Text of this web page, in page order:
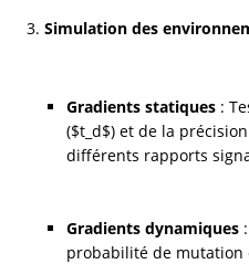
Simulation des
Gradients statiques :
($t_d$) et de la
différents rapports
Gradients dynamiques
probabilité de